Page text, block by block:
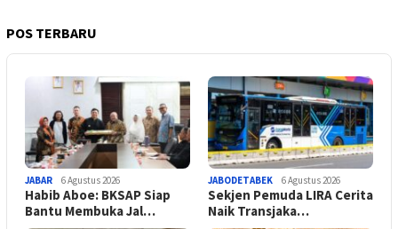
POS TERBARU
JABAR 6 Agustus 2026
Habib Aboe: BKSAP Siap
Bantu Membuka Jal…
JABODETABEK 6 Agustus 2026
Sekjen Pemuda LIRA Cerita
Naik Transjaka…